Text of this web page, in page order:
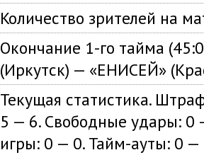
Количество зрителей на
Окончание 1-го тайма
(Иркутск) — «ЕНИСЕЙ»
Текущая статистика.
5 — 6. Свободные удары: 0
игры: 0 — 0. Тайм-ауты: 0 —